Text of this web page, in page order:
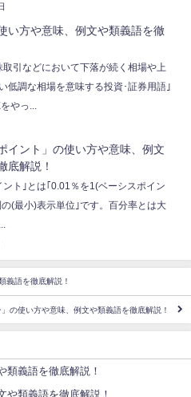
い方や意味、例文や類義語を徹
取引などにおいて下落が続く相場や上
低調な相場を意味する投資･証券用語｣
やっ...
イント」の使い方や意味、例文
底解説！
ント｣とは｢0.01％を1(ベーシスポイン
の(最小)表示単位｣です。百分率とは大
義語を徹底解説！
」の使い方や意味、例文や類義語を徹底解説！
類義語を徹底解説！
や類義語を徹底解説！